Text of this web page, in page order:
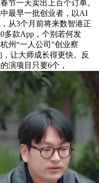
节一天卖出上百个订单。
最早一批创业者，以AI
从3个月前将来数智港正
多款App，个别若何发
州“一人公司”创业察
让大师成长得更快。反
演项目只要6个，